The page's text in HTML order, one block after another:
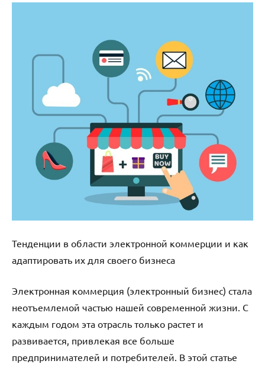
Тенденции в области электронной коммерции и как
адаптировать их для своего бизнеса
Электронная коммерция (электронный бизнес) стала
неотъемлемой частью нашей современной жизни. С
каждым годом эта отрасль только растет и
развивается, привлекая все больше
предпринимателей и потребителей. В этой статье